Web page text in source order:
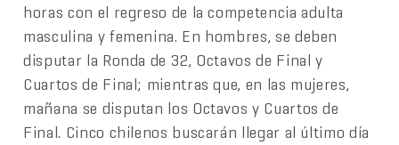
horas con el regreso de la competencia adulta
masculina y femenina. En hombres, se deben
disputar la Ronda de 32, Octavos de Final y
Cuartos de Final; mientras que, en las mujeres,
mañana se disputan los Octavos y Cuartos de
Final. Cinco chilenos buscarán llegar al último día